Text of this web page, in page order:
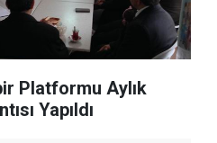
Platformu Aylık
Yapıldı